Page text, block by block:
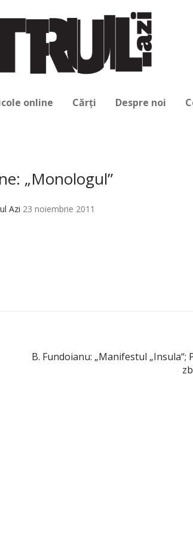
online Cărți Despre noi
„Monologul”
Azi 23 noiembrie 2011
B. Fundoianu: „Manifestul